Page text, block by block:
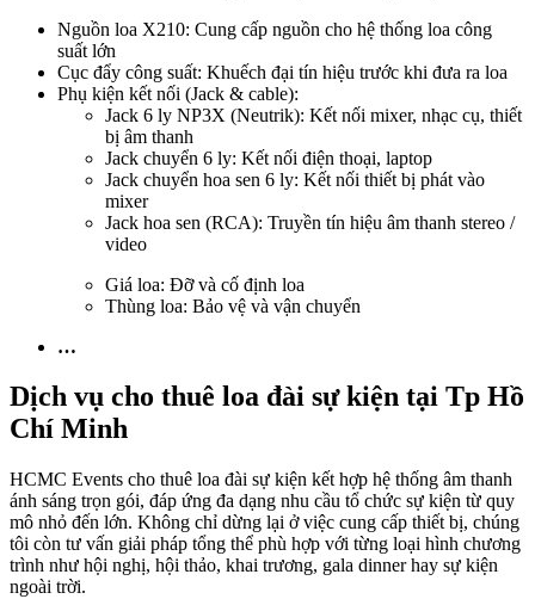
Nguồn loa X210: Cung cấp nguồn cho hệ thống loa công
suất lớn
Cục đẩy công suất: Khuếch đại tín hiệu trước khi đưa ra loa
Phụ kiện kết nối (Jack & cable):
Jack 6 ly NP3X (Neutrik): Kết nối mixer, nhạc cụ, thiết
bị âm thanh
Jack chuyển 6 ly: Kết nối điện thoại, laptop
Jack chuyển hoa sen 6 ly: Kết nối thiết bị phát vào
mixer
Jack hoa sen (RCA): Truyền tín hiệu âm thanh stereo /
video
Giá loa: Đỡ và cố định loa
Thùng loa: Bảo vệ và vận chuyển
…
Dịch vụ cho thuê loa đài sự kiện tại Tp Hồ
Chí Minh
HCMC Events cho thuê loa đài sự kiện kết hợp hệ thống âm thanh
ánh sáng trọn gói, đáp ứng đa dạng nhu cầu tổ chức sự kiện từ quy
mô nhỏ đến lớn. Không chỉ dừng lại ở việc cung cấp thiết bị, chúng
tôi còn tư vấn giải pháp tổng thể phù hợp với từng loại hình chương
trình như hội nghị, hội thảo, khai trương, gala dinner hay sự kiện
ngoài trời.